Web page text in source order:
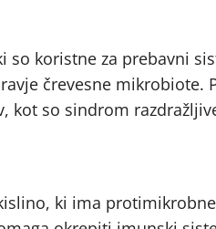
so koristne za prebavni
črevesne mikrobiote.
so sindrom
ki ima